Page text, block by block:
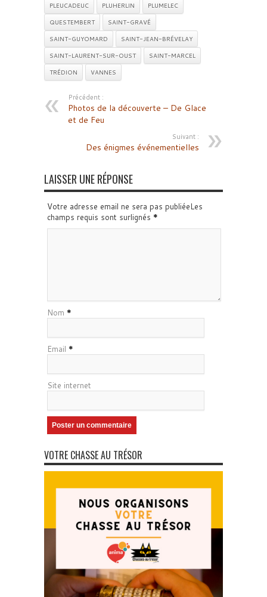
PLEUCADEUC
PLUHERLIN
PLUMELEC
QUESTEMBERT
SAINT-GRAVÉ
SAINT-GUYOMARD
SAINT-JEAN-BRÉVELAY
SAINT-LAURENT-SUR-OUST
SAINT-MARCEL
TRÉDION
VANNES
Précédent :
Photos de la découverte – De Glace
et de Feu
Suivant :
Des énigmes événementielles
LAISSER UNE RÉPONSE
Votre adresse email ne sera pas publiéeLes
champs requis sont surlignés *
Nom *
Email *
Site internet
VOTRE CHASSE AU TRÉSOR